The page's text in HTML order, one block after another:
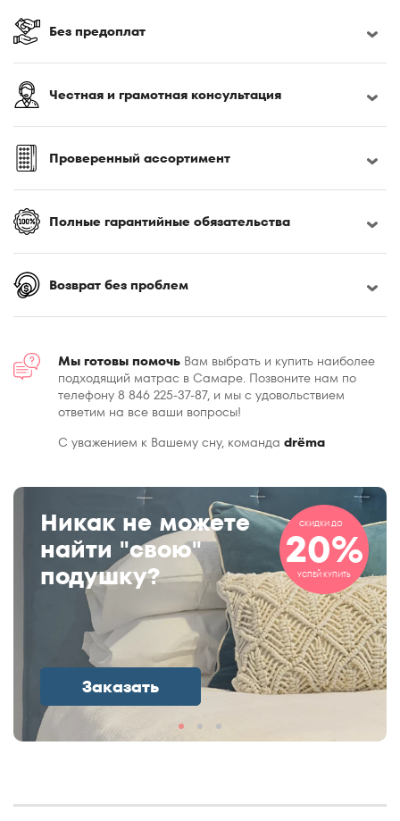
Без предоплат
Честная и грамотная консультация
Проверенный ассортимент
Полные гарантийные обязательства
Возврат без проблем
Мы готовы помочь Вам выбрать и купить наиболее
подходящий матрас в Самаре. Позвоните нам по
телефону 8 846 225-37-87, и мы с удовольствием
ответим на все ваши вопросы!
С уважением к Вашему сну, команда drёma
Никак не можете
найти "свою"
подушку?
Заказать
СКИДКИ ДО
20%
УСПЕЙ КУПИТЬ